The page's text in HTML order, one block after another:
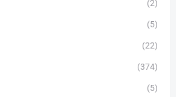
(2)
(5)
(22)
(374)
(5)